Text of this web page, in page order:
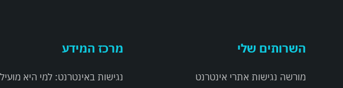
השרותים שלי
מורשה נגישות אתרי אינטרנט
מרכז המידע
נגישות באינטרנט: למי היא